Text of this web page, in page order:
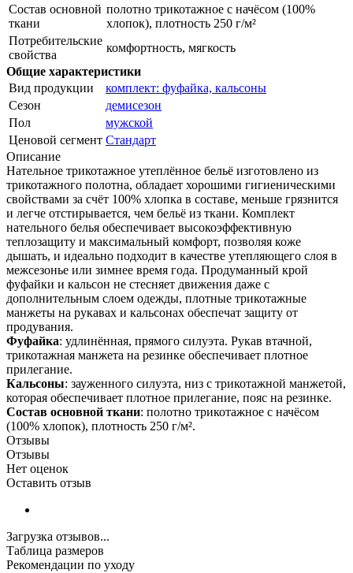
Состав основной
ткани
полотно трикотажное с начёсом (100%
хлопок), плотность 250 г/м²
Потребительские
свойства
комфортность, мягкость
Общие характеристики
Вид продукции
комплект: фуфайка, кальсоны
Сезон
демисезон
Пол
мужской
Ценовой сегмент Стандарт
Описание
Нательное трикотажное утеплённое бельё изготовлено из
трикотажного полотна, обладает хорошими гигиеническими
свойствами за счёт 100% хлопка в составе, меньше грязнится
и легче отстирывается, чем бельё из ткани. Комплект
нательного белья обеспечивает высокоэффективную
теплозащиту и максимальный комфорт, позволяя коже
дышать, и идеально подходит в качестве утепляющего слоя в
межсезонье или зимнее время года. Продуманный крой
фуфайки и кальсон не стесняет движения даже с
дополнительным слоем одежды, плотные трикотажные
манжеты на рукавах и кальсонах обеспечат защиту от
продувания.
Фуфайка: удлинённая, прямого силуэта. Рукав втачной,
трикотажная манжета на резинке обеспечивает плотное
прилегание.
Кальсоны: зауженного силуэта, низ с трикотажной манжетой,
которая обеспечивает плотное прилегание, пояс на резинке.
Состав основной ткани: полотно трикотажное с начёсом
(100% хлопок), плотность 250 г/м².
Отзывы
Отзывы
Нет оценок
Оставить отзыв
Загрузка отзывов...
Таблица размеров
Рекомендации по уходу